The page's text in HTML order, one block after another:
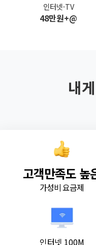
인터넷·TV
48만원+@
내
고객만족도 높
가성비 요금제
인터넷 100M